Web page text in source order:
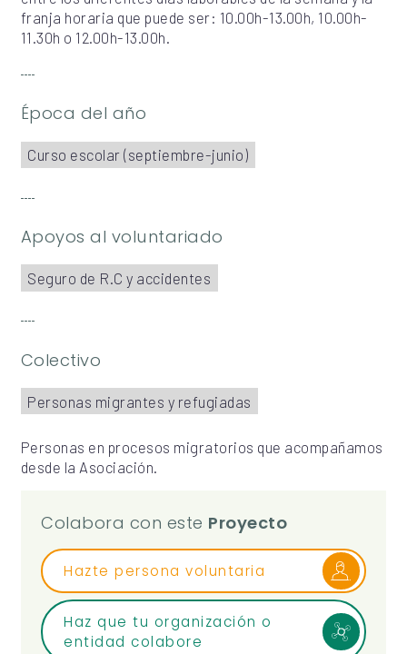
franja horaria que puede ser: 10.00h-13.00h, 10.00h-
11.30h o 12.00h-13.00h.
Época del año
Curso escolar (septiembre-junio)
Apoyos al voluntariado
Seguro de R.C y accidentes
Colectivo
Personas migrantes y refugiadas
Personas en procesos migratorios que acompañamos
desde la Asociación.
Colabora con este Proyecto
Hazte persona voluntaria
Haz que tu organización o
entidad colabore